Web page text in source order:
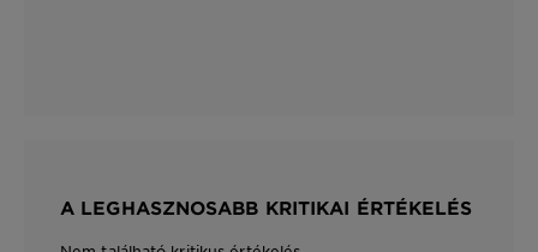
A LEGHASZNOSABB KRITIKAI ÉRTÉKELÉS